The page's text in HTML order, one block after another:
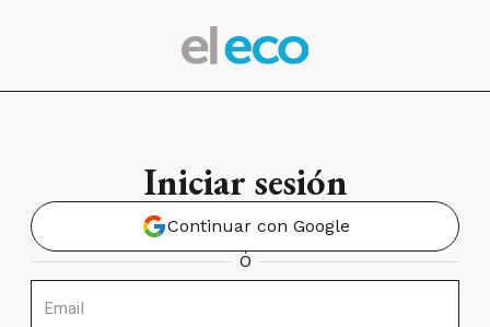
Iniciar sesión
Continuar con Google
Ó
Email